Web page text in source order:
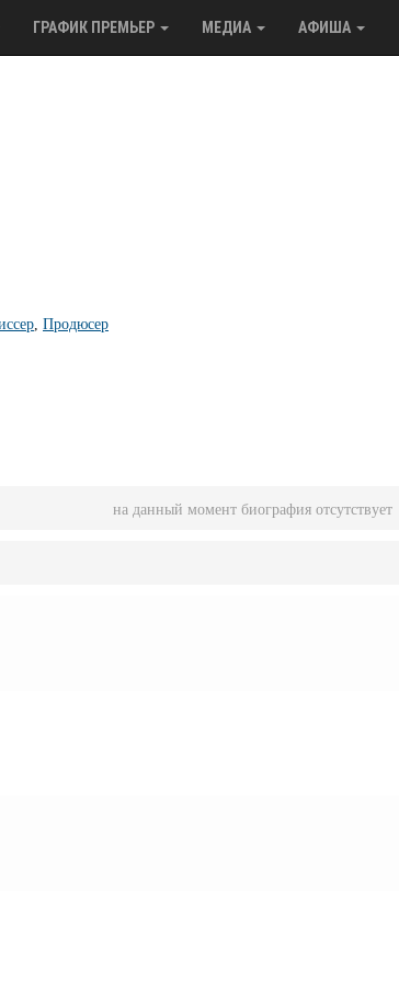
ГРАФИК ПРЕМЬЕР МЕДИА АФИША
, Продюсер
на данный момент биография отсутствует